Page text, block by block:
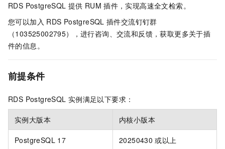
RDS PostgreSQL 提供 RUM 插件，实现高速全文检索。
您可以加入 RDS PostgreSQL 插件交流钉钉群
（103525002795），进行咨询、交流和反馈，获取更多关于插
件的信息。
前提条件
RDS PostgreSQL 实例满足以下要求：
实例大版本 内核小版本
PostgreSQL 17 20250430 或以上